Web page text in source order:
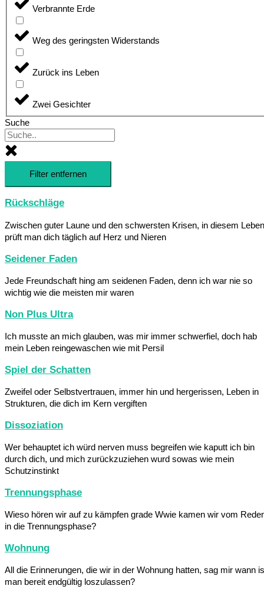
Verbrannte Erde
Weg des geringsten Widerstands
Zurück ins Leben
Zwei Gesichter
Suche
Filter entfernen
Rückschläge
Zwischen guter Laune und den schwersten Krisen, in diesem Leben
prüft man dich täglich auf Herz und Nieren
Seidener Faden
Jede Freundschaft hing am seidenen Faden, denn ich war nie so
wichtig wie die meisten mir waren
Non Plus Ultra
Ich musste an mich glauben, was mir immer schwerfiel, doch hab
mein Leben reingewaschen wie mit Persil
Spiel der Schatten
Zweifel oder Selbstvertrauen, immer hin und hergerissen, Leben in
Strukturen, die dich im Kern vergiften
Dissoziation
Wer behauptet ich würd nerven muss begreifen wie kaputt ich bin
durch dich, und mich zurückzuziehen wurd sowas wie mein
Schutzinstinkt
Trennungsphase
Wieso hören wir auf zu kämpfen grade Wwie kamen wir vom
in die Trennungsphase?
Wohnung
All die Erinnerungen, die wir in der Wohnung hatten, sag mir wann
man bereit endgültig loszulassen?